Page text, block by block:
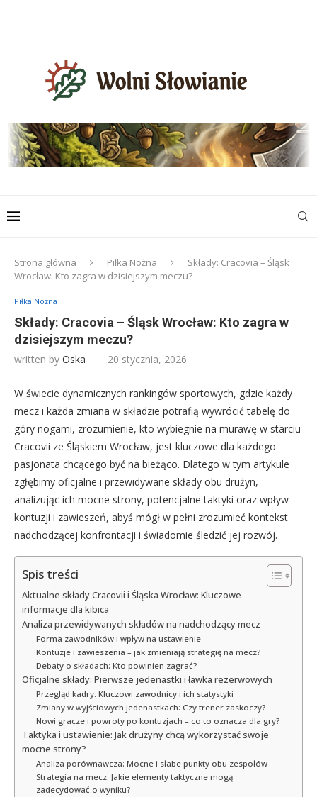
Strona główna Piłka Nożna
Składy: Cracovia – Śląsk
Wrocław: Kto zagra w dzisiejszym meczu?
Piłka Nożna
Składy: Cracovia – Śląsk Wrocław: Kto zagra w
dzisiejszym meczu?
written by Oska 20 stycznia, 2026
W świecie dynamicznych rankingów sportowych, gdzie każdy
mecz i każda zmiana w składzie potrafią wywrócić tabelę do
góry nogami, zrozumienie, kto wybiegnie na murawę w starciu
Cracovii ze Śląskiem Wrocław, jest kluczowe dla każdego
pasjonata chcącego być na bieżąco. Dlatego w tym artykule
zgłębimy oficjalne i przewidywane składy obu drużyn,
analizując ich mocne strony, potencjalne taktyki oraz wpływ
kontuzji i zawieszeń, abyś mógł w pełni zrozumieć kontekst
nadchodzącej konfrontacji i świadomie śledzić jej rozwój.
Spis treści
Aktualne składy Cracovii i Śląska Wrocław: Kluczowe
informacje dla kibica
Analiza przewidywanych składów na nadchodzący mecz
Forma zawodników i wpływ na ustawienie
Kontuzje i zawieszenia – jak zmieniają strategię na mecz?
Debaty o składach: Kto powinien zagrać?
Oficjalne składy: Pierwsze jedenastki i ławka rezerwowych
Przegląd kadry: Kluczowi zawodnicy i ich statystyki
Zmiany w wyjściowych jedenastkach: Czy trener zaskoczy?
Nowi gracze i powroty po kontuzjach – co to oznacza dla gry?
Taktyka i ustawienie: Jak drużyny chcą wykorzystać swoje
mocne strony?
Analiza porównawcza: Mocne i słabe punkty obu zespołów
Strategia na mecz: Jakie elementy taktyczne mogą
zadecydować o wyniku?